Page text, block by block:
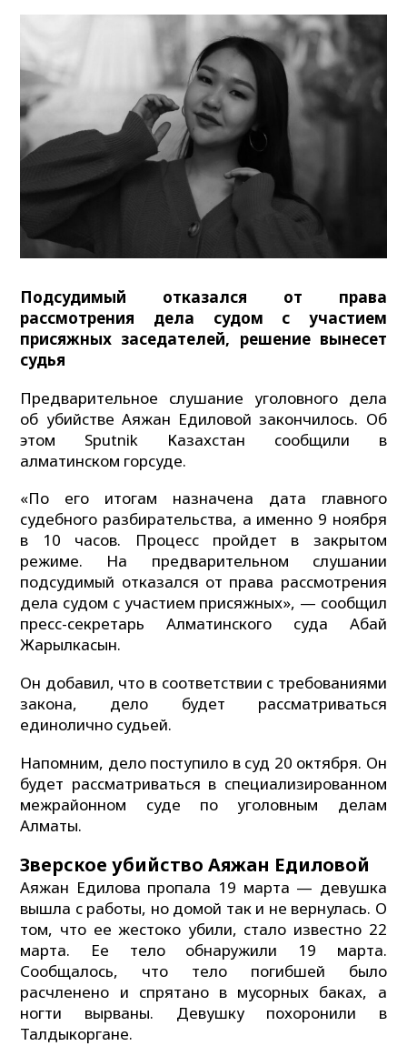
Подсудимый отказался от права
рассмотрения дела судом с участием
присяжных заседателей, решение вынесет
судья
Предварительное слушание уголовного дела
об убийстве Аяжан Едиловой закончилось. Об
этом Sputnik Казахстан сообщили в
алматинском горсуде.
«По его итогам назначена дата главного
судебного разбирательства, а именно 9 ноября
в 10 часов. Процесс пройдет в закрытом
режиме. На предварительном слушании
подсудимый отказался от права рассмотрения
дела судом с участием присяжных», — сообщил
пресс-секретарь Алматинского суда Абай
Жарылкасын.
Он добавил, что в соответствии с требованиями
закона, дело будет рассматриваться
единолично судьей.
Напомним, дело поступило в суд 20 октября. Он
будет рассматриваться в специализированном
межрайонном суде по уголовным делам
Алматы.
Зверское убийство Аяжан Едиловой
Аяжан Едилова пропала 19 марта — девушка
вышла с работы, но домой так и не вернулась. О
том, что ее жестоко убили, стало известно 22
марта. Ее тело обнаружили 19 марта.
Сообщалось, что тело погибшей было
расчленено и спрятано в мусорных баках, а
ногти вырваны. Девушку похоронили в
Талдыкоргане.